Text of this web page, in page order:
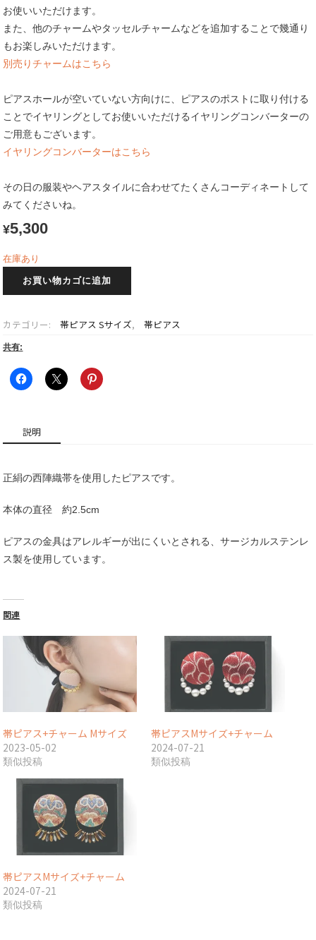
お使いいただけます。
また、他のチャームやタッセルチャームなどを追加することで幾通り
もお楽しみいただけます。
別売りチャームはこちら
ピアスホールが空いていない方向けに、ピアスのポストに取り付ける
ことでイヤリングとしてお使いいただけるイヤリングコンバーターの
ご用意もございます。
イヤリングコンバーターはこちら
その日の服装やヘアスタイルに合わせてたくさんコーディネートして
みてくださいね。
¥5,300
在庫あり
ス
+チ
ャ
ム
~Ayanishiki~
お買い物カゴに追加
カテゴリー: 帯ピアス Sサイズ, 帯ピアス
共有:
説明
正絹の西陣織帯を使用したピアスです。
本体の直径 約2.5cm
ピアスの金具はアレルギーが出にくいとされる、サージカルステンレ
ス製を使用しています。
関連
帯ピアス+チャーム Mサイズ
2023-05-02
類似投稿
帯ピアスMサイズ+チャーム
2024-07-21
類似投稿
帯ピアスMサイズ+チャーム
2024-07-21
類似投稿